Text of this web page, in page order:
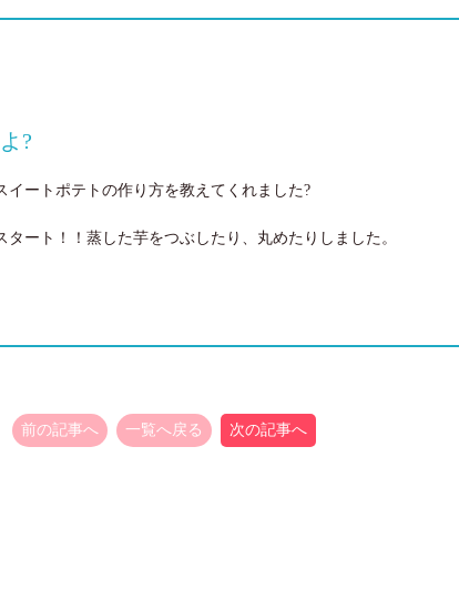
?
イートポテトの作り方を教えてくれました?
ート！！蒸した芋をつぶしたり、丸めたりしました。
前の記事へ 一覧へ戻る 次の記事へ